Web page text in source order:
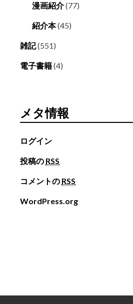
漫画紹介(77)
紹介本(45)
雑記(551)
電子書籍(4)
メタ情報
ログイン
投稿の RSS
コメントの RSS
WordPress.org